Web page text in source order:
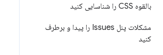
بالقوه CSS را شناسایی کنید
مشکلات پنل Issues را پیدا و برطرف
کنید